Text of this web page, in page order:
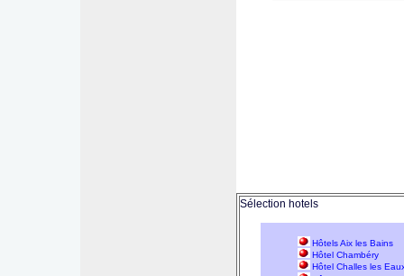
Sélection hotels
Hôtels Aix les Bains
Hôtel Chambéry
Hôtel Challes les